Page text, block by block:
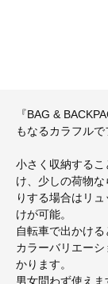
『BAG &
もなるカラフルで
小さく収納する
け、少しの荷物
りする場合はリ
けが可能。
自転車で出かける
カラーバリエー
かります。
男女問わず使えま